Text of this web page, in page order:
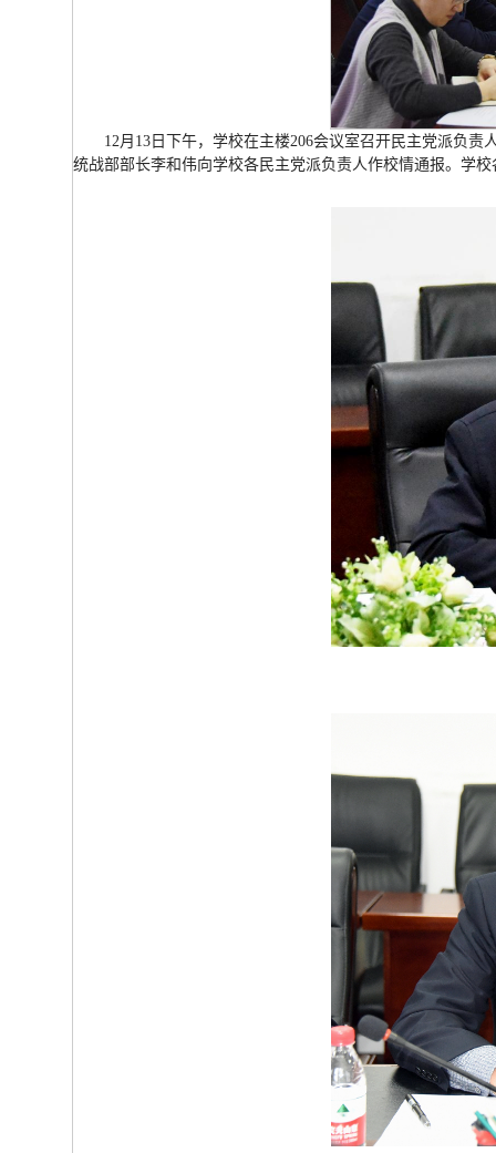
12月13日下午，学校在主楼206会议室召开民主党派负
统战部部长李和伟向学校各民主党派负责人作校情通报。学